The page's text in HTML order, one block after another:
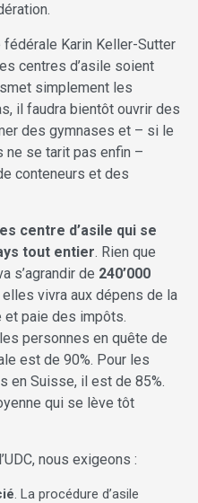
Karin Keller-Sutter
centres d’asile soient
simplement les
il faudra bientôt ouvrir des
des gymnases et – si le
ne se tarit pas enfin –
conteneurs et des
centre d’asile qui se
tout entier. Rien que
s’agrandir de 240’000
elles vivra aux dépens de la
paie des impôts.
personnes en quête de
est de 90%. Pour les
en Suisse, il est de 85%.
qui se lève tôt
nous exigeons :
. La procédure d’asile